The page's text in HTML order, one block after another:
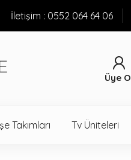
İletişim : 0552 064 64 06
Üye
Takımları Tv Üniteleri